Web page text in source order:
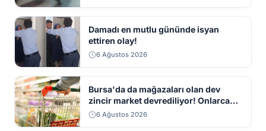
Damadı en mutlu gününde isyan
ettiren olay!
6 Ağustos 2026
Bursa'da da mağazaları olan dev
zincir market devrediliyor! Onlarca
mağaza kapatılacak
6 Ağustos 2026